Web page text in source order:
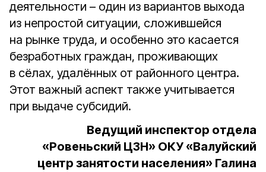
деятельности – один из вариантов выхода
из непростой ситуации, сложившейся
на рынке труда, и особенно это касается
безработных граждан, проживающих
в сёлах, удалённых от районного центра.
Этот важный аспект также учитывается
при выдаче субсидий.
Ведущий инспектор отдела
«Ровеньский ЦЗН» ОКУ «Валуйский
центр занятости населения» Галина